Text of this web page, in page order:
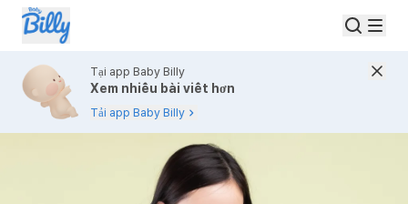
Tại app Baby Billy
Xem nhiều bài viết hơn
Tải app Baby Billy